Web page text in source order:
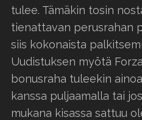
tulee. Tämäkin tosin
tienattavan perusrahan
siis kokonaista
Uudistuksen myötä
bonusraha tuleekin
kanssa puljaamalla tai
mukana kisassa sattuu